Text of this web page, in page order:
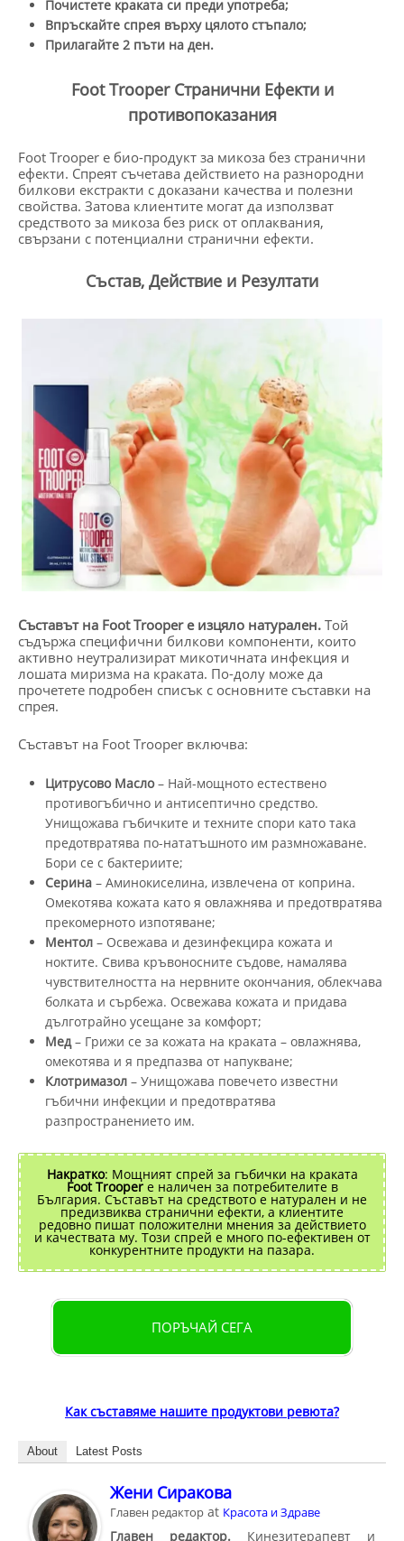
Почистете краката си преди употреба;
Впръскайте спрея върху цялото стъпало;
Прилагайте 2 пъти на ден.
Foot Trooper Странични Ефекти и
противопоказания
Foot Trooper е био-продукт за микоза без странични
ефекти. Спреят съчетава действието на разнородни
билкови екстракти с доказани качества и полезни
свойства. Затова клиентите могат да използват
средството за микоза без риск от оплаквания,
свързани с потенциални странични ефекти.
Състав, Действие и Резултати
Съставът на Foot Trooper е изцяло натурален. Той
съдържа специфични билкови компоненти, които
активно неутрализират микотичната инфекция и
лошата миризма на краката. По-долу може да
прочетете подробен списък с основните съставки на
спрея.
Съставът на Foot Trooper включва:
Цитрусово Масло– Най-мощното естествено
противогъбично и антисептично средство.
Унищожава гъбичките и техните спори като така
предотвратява по-нататъшното им размножаване.
Бори се с бактериите;
Серина – Аминокиселина, извлечена от коприна.
Омекотява кожата като я овлажнява и предотвратява
прекомерното изпотяване;
Ментол – Освежава и дезинфекцира кожата и
ноктите. Свива кръвоносните съдове, намалява
чувствителността на нервните окончания, облекчава
болката и сърбежа. Освежава кожата и придава
дълготрайно усещане за комфорт;
Мед– Грижи се за кожата на краката – овлажнява,
омекотява и я предпазва от напукване;
Клотримазол – Унищожава повечето известни
гъбични инфекции и предотвратява
разпространението им.
Накратко: Мощният спрей за гъбички на краката
Foot Trooperе наличен за потребителите в
България. Съставът на средството е натурален и не
предизвиква странични ефекти, а клиентите
редовно пишат положителни мнения за действието
и качествата му. Този спрей е много по-ефективен от
конкурентните продукти на пазара.
ПОРЪЧАЙ СЕГА
Как съставяме нашите продуктови ревюта?
About Latest Posts
Жени Сиракова
Главен редактор at Красота и Здраве
Главен редактор. Кинезитерапевт и